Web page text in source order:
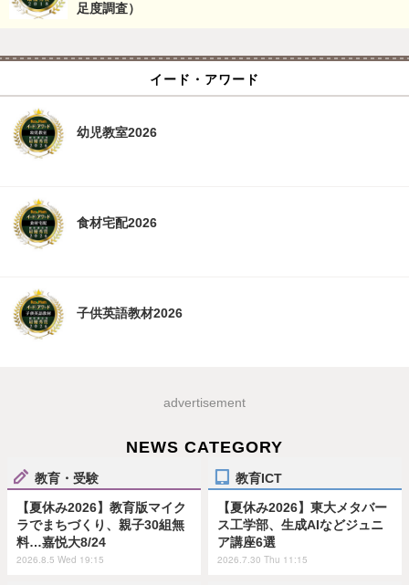
足度調査）
イード・アワード
幼児教室2026
食材宅配2026
子供英語教材2026
advertisement
NEWS CATEGORY
教育・受験
【夏休み2026】教育版マイク
ラでまちづくり、親子30組無
料…嘉悦大8/24
2026.8.5 Wed 19:15
教育ICT
【夏休み2026】東大メタバー
ス工学部、生成AIなどジュニ
ア講座6選
2026.7.30 Thu 11:15